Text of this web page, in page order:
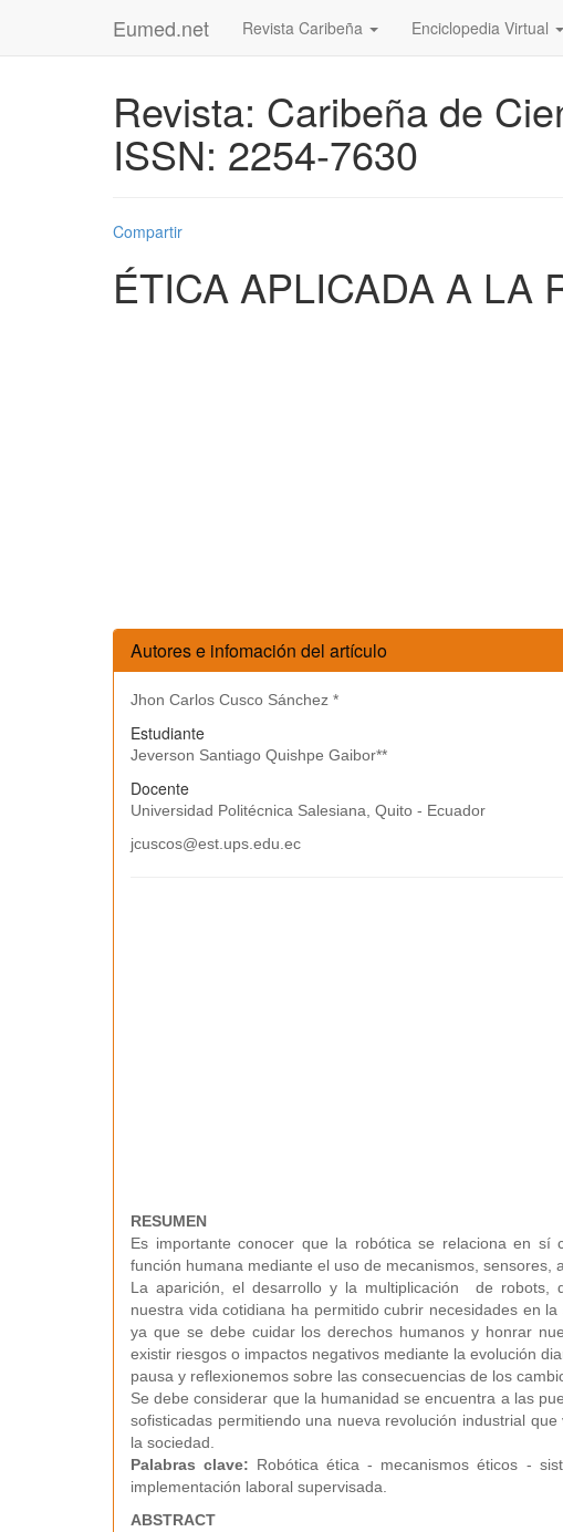
Eumed.net Revista Caribeña Enciclopedia Virtual
Revista: Caribeña de
ISSN: 2254-7630
Compartir
ÉTICA APLICADA A LA
Autores e infomación del artículo
Jhon Carlos Cusco Sánchez *
Estudiante
Jeverson Santiago Quishpe Gaibor**
Docente
Universidad Politécnica Salesiana, Quito - Ecuador
jcuscos@est.ups.edu.ec
RESUMEN
Es importante conocer que la robótica se relaciona en sí
función humana mediante el uso de mecanismos, sensores,
La aparición, el desarrollo y la multiplicación de robots,
nuestra vida cotidiana ha permitido cubrir necesidades en
ya que se debe cuidar los derechos humanos y honrar
existir riesgos o impactos negativos mediante la evolución
pausa y reflexionemos sobre las consecuencias de los
Se debe considerar que la humanidad se encuentra a las
sofisticadas permitiendo una nueva revolución industrial
la sociedad.
Palabras clave: Robótica ética - mecanismos éticos -
implementación laboral supervisada.
ABSTRACT